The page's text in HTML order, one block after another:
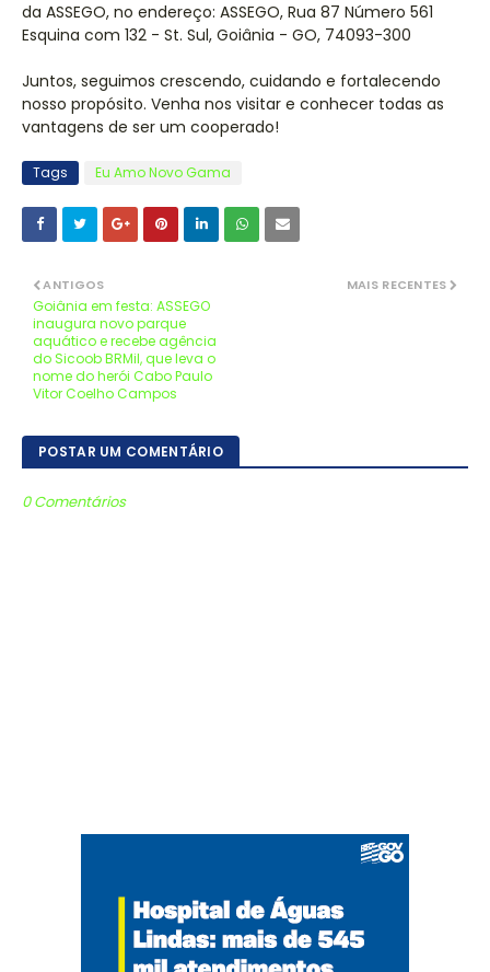
da ASSEGO, no endereço: ASSEGO, Rua 87 Número 561
Esquina com 132 - St. Sul, Goiânia - GO, 74093-300
Juntos, seguimos crescendo, cuidando e fortalecendo
nosso propósito. Venha nos visitar e conhecer todas as
vantagens de ser um cooperado!
Tags Eu Amo Novo Gama
MAIS RECENTES
ANTIGOS
Goiânia em festa: ASSEGO
inaugura novo parque
aquático e recebe agência
do Sicoob BRMil, que leva o
nome do herói Cabo Paulo
Vitor Coelho Campos
POSTAR UM COMENTÁRIO
0 Comentários